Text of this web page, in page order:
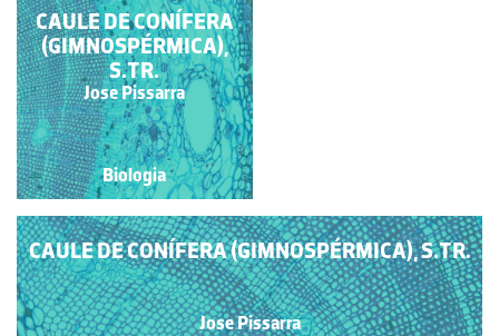
CAULE DE CONÍFERA
(GIMNOSPÉRMICA, S.
LONG.RAD.)
Jose Pissarra
Biologia
CAULE DE CONÍFERA (GIMNOSPÉRMICA), S.TR.
Jose Pissarra
CAULE DE CONÍFERA
(GIMNOSPÉRMICA),
S.TR.
Jose Pissarra
Biologia